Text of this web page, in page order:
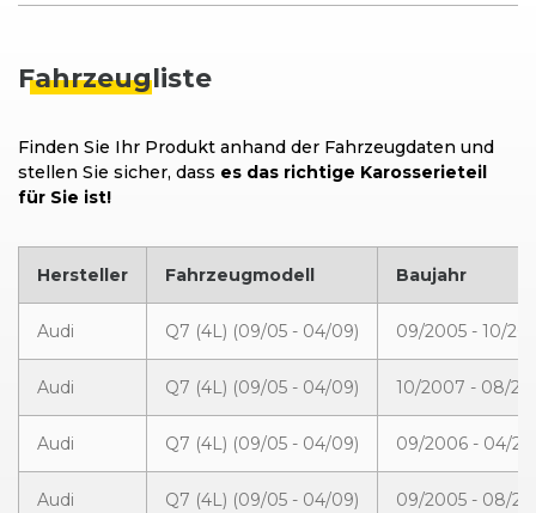
Fahrzeugliste
Finden Sie Ihr Produkt anhand der Fahrzeugdaten und
stellen Sie sicher, dass es das richtige Karosserieteil
für Sie ist!
Hersteller Fahrzeugmodell Baujahr
Audi Q7 (4L) (09/05 - 04/09) 09/2005 - 10/
Audi Q7 (4L) (09/05 - 04/09) 10/2007 - 08/
Audi Q7 (4L) (09/05 - 04/09) 09/2006 - 04/
Audi Q7 (4L) (09/05 - 04/09) 09/2005 - 08/